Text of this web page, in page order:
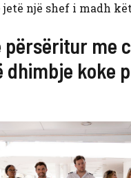
një shef i madh
përsëritur me
dhimbje koke